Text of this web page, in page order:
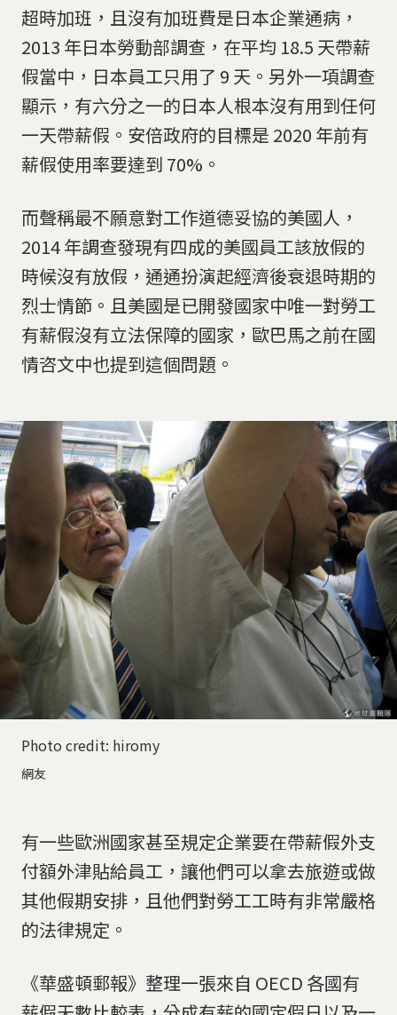
超時加班，且沒有加班費是日本企業通病，
2013 年日本勞動部調查，在平均 18.5 天帶薪
假當中，日本員工只用了 9 天。另外一項調查
顯示，有六分之一的日本人根本沒有用到任何
一天帶薪假。安倍政府的目標是 2020 年前有
薪假使用率要達到 70%。
而聲稱最不願意對工作道德妥協的美國人，
2014 年調查發現有四成的美國員工該放假的
時候沒有放假，通通扮演起經濟後衰退時期的
烈士情節。且美國是已開發國家中唯一對勞工
有薪假沒有立法保障的國家，歐巴馬之前在國
情咨文中也提到這個問題。
Photo credit: hiromy
網友
有一些歐洲國家甚至規定企業要在帶薪假外支
付額外津貼給員工，讓他們可以拿去旅遊或做
其他假期安排，且他們對勞工工時有非常嚴格
的法律規定。
《華盛頓郵報》整理一張來自 OECD 各國有